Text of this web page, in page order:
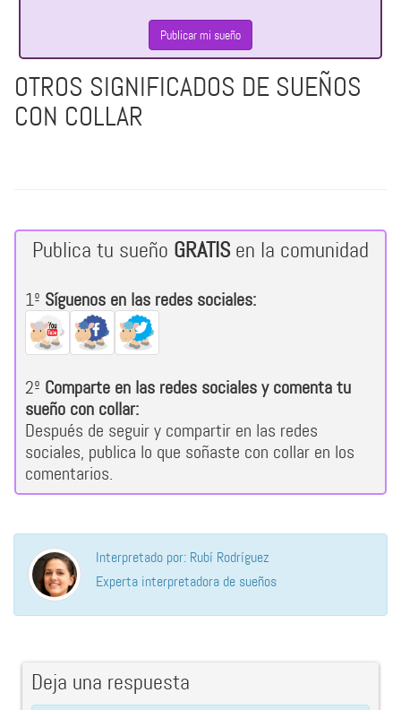
Publicar mi sueño
OTROS SIGNIFICADOS DE SUEÑOS
CON COLLAR
Publica tu sueño GRATISen la comunidad
1º Síguenos en las redes sociales:
2º Comparte en las redes sociales y comenta tu
sueño con collar:
Después de seguir y compartir en las redes
sociales, publica lo que soñaste con collar en los
comentarios.
Interpretado por: Rubí Rodríguez
Experta interpretadora de sueños
Deja una respuesta